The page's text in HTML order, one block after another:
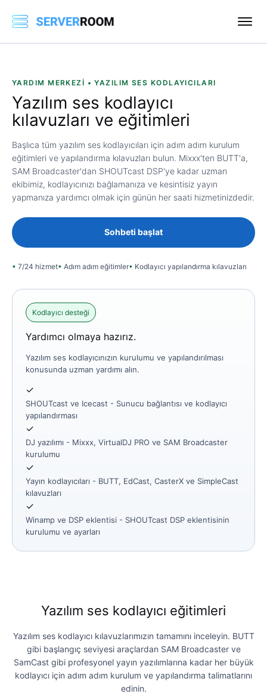
YARDIM MERKEZI • YAZILIM SES KODLAYICILARI
Yazılım ses kodlayıcı
kılavuzları ve eğitimleri
Başlıca tüm yazılım ses kodlayıcıları için adım adım kurulum
eğitimleri ve yapılandırma kılavuzları bulun. Mixxx'ten BUTT'a,
SAM Broadcaster'dan SHOUTcast DSP'ye kadar uzman
ekibimiz, kodlayıcınızı bağlamanıza ve kesintisiz yayın
yapmanıza yardımcı olmak için günün her saati hizmetinizdedir.
Sohbeti başlat
7/24 hizmet Adım adım eğitimler Kodlayıcı yapılandırma kılavuzları
Kodlayıcı desteği
Yardımcı olmaya hazırız.
Yazılım ses kodlayıcınızın kurulumu ve yapılandırılması
konusunda uzman yardımı alın.
✓
SHOUTcast ve Icecast - Sunucu bağlantısı ve kodlayıcı
yapılandırması
✓
DJ yazılımı - Mixxx, VirtualDJ PRO ve SAM Broadcaster
kurulumu
✓
Yayın kodlayıcıları - BUTT, EdCast, CasterX ve SimpleCast
kılavuzları
✓
Winamp ve DSP eklentisi - SHOUTcast DSP eklentisinin
kurulumu ve ayarları
Yazılım ses kodlayıcı eğitimleri
Yazılım ses kodlayıcı kılavuzlarımızın tamamını inceleyin. BUTT
gibi başlangıç ​​seviyesi araçlardan SAM Broadcaster ve
SamCast gibi profesyonel yayın yazılımlarına kadar her büyük
kodlayıcı için adım adım kurulum ve yapılandırma talimatlarını
edinin.